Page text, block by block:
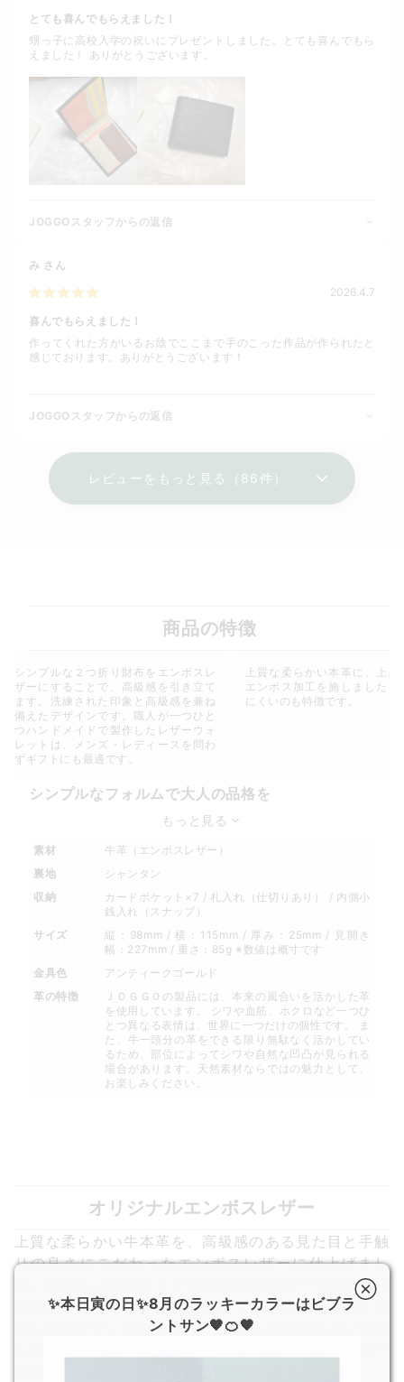
とても喜んでもらえました！
甥っ子に高校入学の祝いにプレゼントしました。とても喜んでもら
えました！ ありがとうございます。
JOGGOスタッフからの返信
み さん
2026.4.7
喜んでもらえました！
作ってくれた方がいるお陰でここまで手のこった作品が作られたと
感じております。ありがとうございます！
JOGGOスタッフからの返信
レビューをもっと見る（86件）
商品の特徴
シンプルな２つ折り財布をエンボスレ
ザーにすることで、高級感を引き立て
ます。洗練された印象と高級感を兼ね
備えたデザインです。職人が一つひと
つハンドメイドで製作したレザーウォ
レットは、メンズ・レディースを問わ
ずギフトにも最適です。
上質な柔らかい本革に、上品
エンボス加工を施しました。
にくいのも特徴です。
シンプルなフォルムで大人の品格を
もっと見る
素材
牛革（エンボスレザー）
裏地
シャンタン
収納
カードポケット×7 / 札入れ（仕切りあり） / 内側小
銭入れ（スナップ）
サイズ
縦：98mm / 横：115mm / 厚み：25mm / 見開き
幅：227mm / 重さ：85g ※数値は概寸です
金具色
アンティークゴールド
革の特徴
ＪＯＧＧＯの製品には、本来の風合いを活かした革
を使用しています。 シワや血筋、ホクロなど一つひ
とつ異なる表情は、世界に一つだけの個性です。 ま
た、牛一頭分の革をできる限り無駄なく活かしてい
るため、部位によってシワや自然な凹凸が見られる
場合があります。天然素材ならではの魅力として、
お楽しみください。
オリジナルエンボスレザー
上質な柔らかい牛本革を、高級感のある見た目と手触
りの良さにこだわったエンボスレザーに仕上げまし
た。革色もＪＯＧＧＯオリジナルのカラーできれいに
染め上げました。傷が目立ちにくく、型崩れしにくい
のも特徴です。末永くお使い頂ける高品質なエンボス
✨本日寅の日✨8月のラッキーカラーはビブラ
ントサン🧡🍊🧡